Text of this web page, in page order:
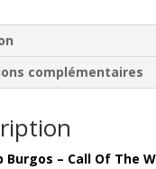
complémentaires
Burgos – Call Of The